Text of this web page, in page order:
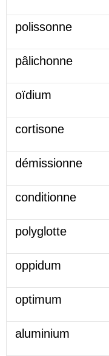
polissonne
pâlichonne
oïdium
cortisone
démissionne
conditionne
polyglotte
oppidum
optimum
aluminium